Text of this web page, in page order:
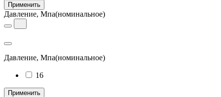
Применить
Давление, Мпа(номинальное)
Давление, Мпа(номинальное)
16
Применить